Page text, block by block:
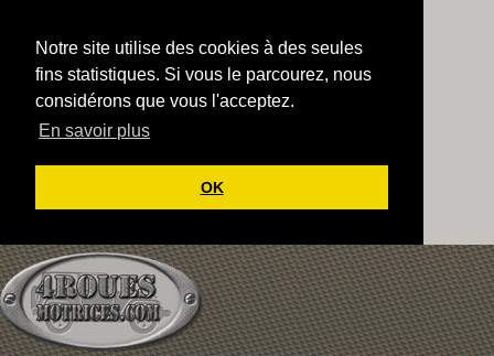
Notre site utilise des cookies à des seules
fins statistiques. Si vous le parcourez, nous
considérons que vous l'acceptez.
En savoir plus
OK